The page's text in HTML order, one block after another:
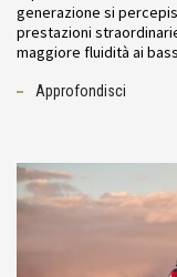
generazione si
prestazioni
maggiore fluidità ai
Approfondisci